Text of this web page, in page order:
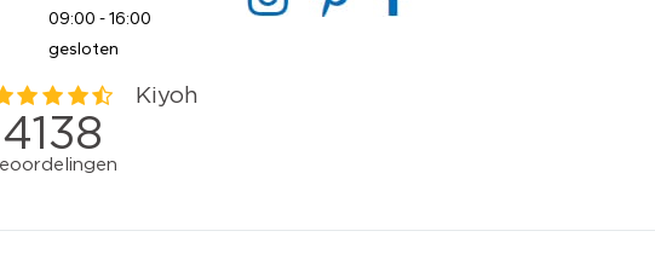
09:00 - 16:00
gesloten